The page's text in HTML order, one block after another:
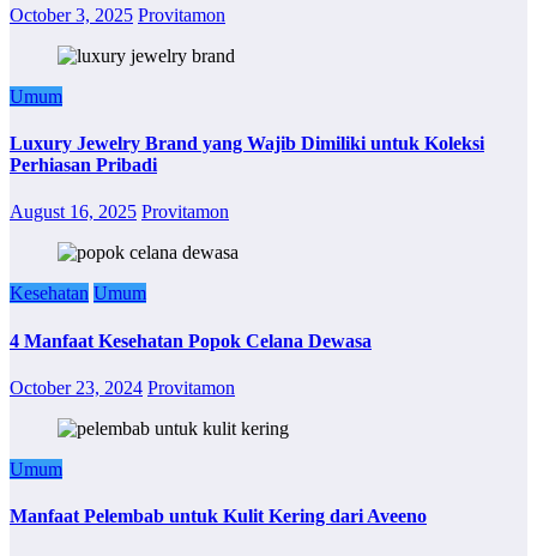
October 3, 2025 Provitamon
Umum
Luxury Jewelry Brand yang Wajib Dimiliki untuk Koleksi
Perhiasan Pribadi
August 16, 2025 Provitamon
Kesehatan Umum
4 Manfaat Kesehatan Popok Celana Dewasa
October 23, 2024 Provitamon
Umum
Manfaat Pelembab untuk Kulit Kering dari Aveeno